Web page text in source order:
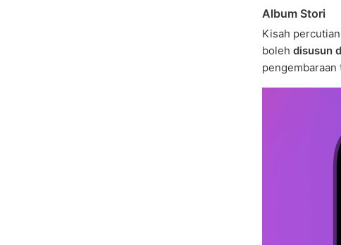
Album Stori
Kisah
boleh disusun
pengembaraan